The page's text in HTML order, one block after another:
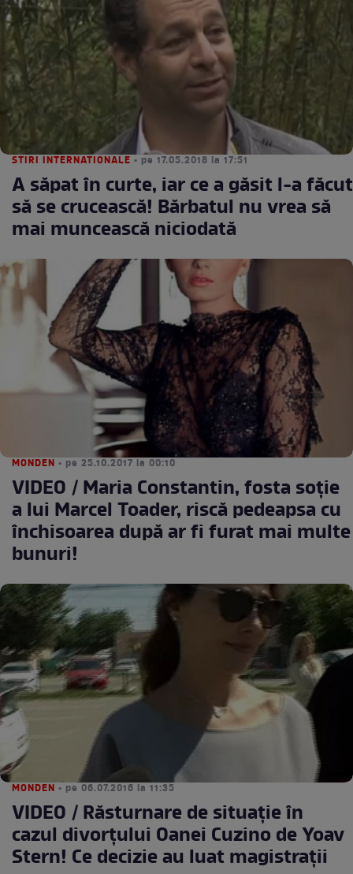
STIRI INTERNATIONALE • pe 17.05.2018 la 17:51
A săpat în curte, iar ce a găsit l-a făcut
să se crucească! Bărbatul nu vrea să
mai muncească niciodată
MONDEN • pe 25.10.2017 la 00:10
VIDEO / Maria Constantin, fosta soție
a lui Marcel Toader, riscă pedeapsa cu
închisoarea după ar fi furat mai multe
bunuri!
MONDEN • pe 06.07.2016 la 11:35
VIDEO / Răsturnare de situaţie în
cazul divorţului Oanei Cuzino de Yoav
Stern! Ce decizie au luat magistraţii